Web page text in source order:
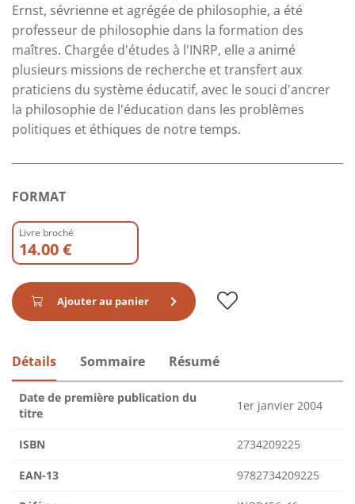
Ernst, sévrienne et agrégée de philosophie, a été
professeur de philosophie dans la formation des
maîtres. Chargée d'études à l'INRP, elle a animé
plusieurs missions de recherche et transfert aux
praticiens du système éducatif, avec le souci d'ancrer
la philosophie de l'éducation dans les problèmes
politiques et éthiques de notre temps.
FORMAT
Livre broché
14.00 €
Ajouter au panier
Détails Sommaire Résumé
Date de première publication du
titre
1er janvier 2004
ISBN 2734209225
EAN-13 9782734209225